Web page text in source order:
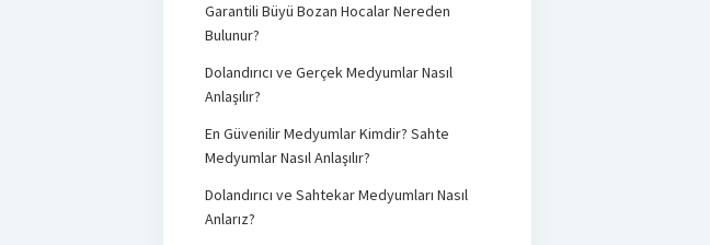
Garantili Büyü Bozan Hocalar Nereden
Bulunur?
Dolandırıcı ve Gerçek Medyumlar Nasıl
Anlaşılır?
En Güvenilir Medyumlar Kimdir? Sahte
Medyumlar Nasıl Anlaşılır?
Dolandırıcı ve Sahtekar Medyumları Nasıl
Anlarız?